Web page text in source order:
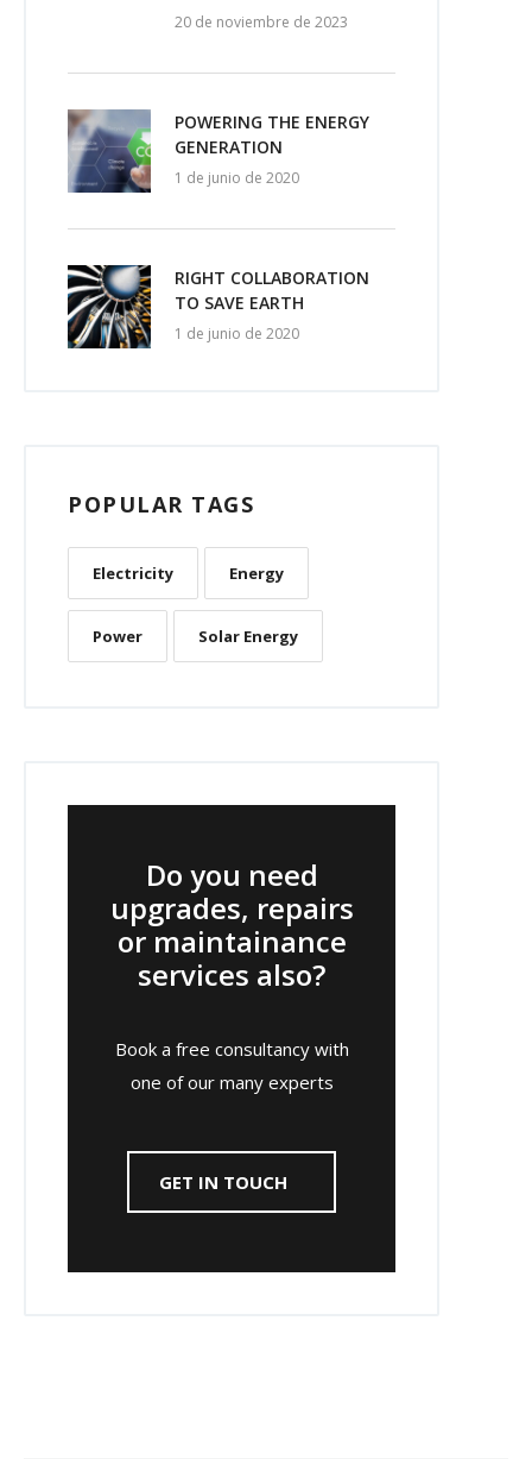
20 de noviembre de 2023
POWERING THE ENERGY
GENERATION
1 de junio de 2020
RIGHT COLLABORATION
TO SAVE EARTH
1 de junio de 2020
POPULAR TAGS
Electricity Energy
Power Solar Energy
Do you need
upgrades, repairs
or maintainance
services also?
Book a free consultancy with
one of our many experts
GET IN TOUCH